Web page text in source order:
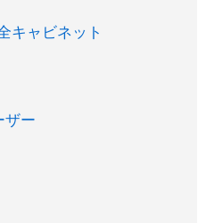
キャビネット
ザー